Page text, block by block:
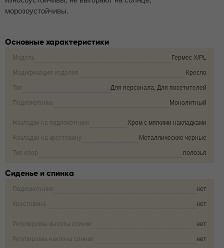
морозоустойчивы.
Основные характеристики
Модель Гермес X/PL
Модификация изделия Кресло
Тип Для персонала, Для посетителей
Подлокотники Монолитный
Накладки на подлокотники Хром с мягкими накладками
Накладки на крестовину Металлические черные
Тип опор полозья
Сиденье и спинка
Подлокотники нет
Крестовина нет
Регулировка высоты спинки нет
Регулировка наклона спинки нет